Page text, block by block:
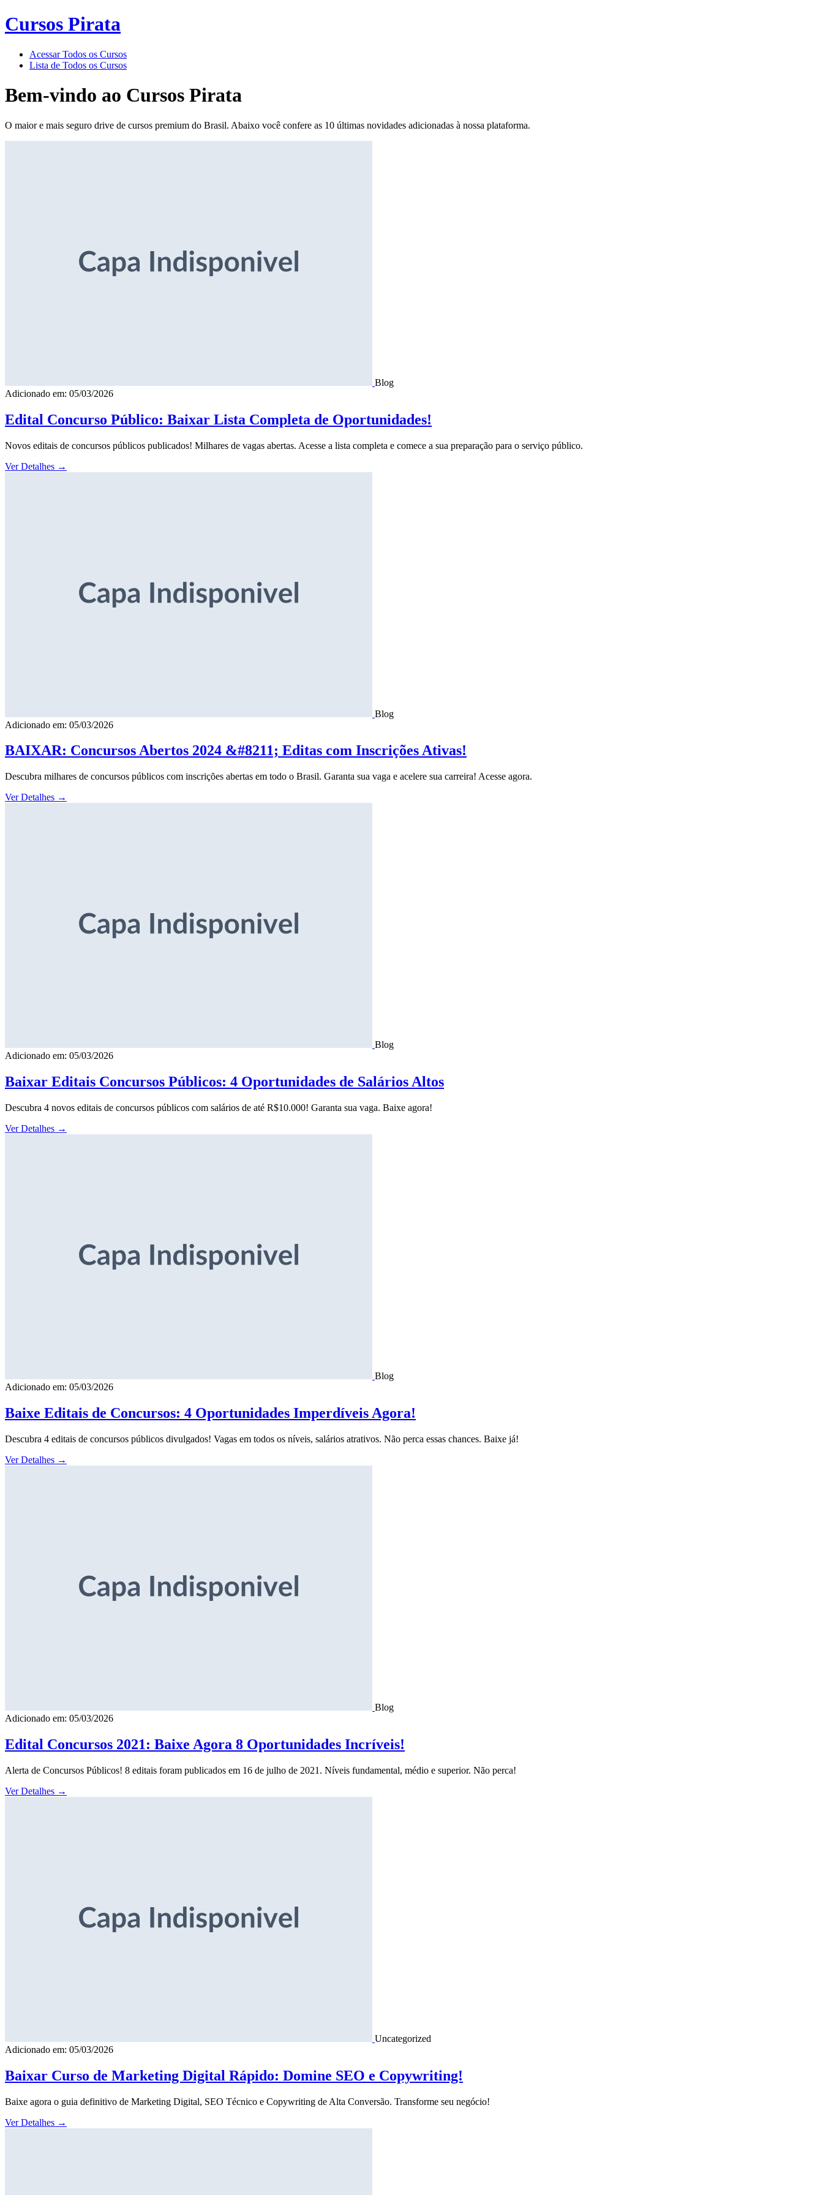
Cursos Pirata
Acessar Todos os Cursos
Lista de Todos os Cursos
Bem-vindo ao Cursos Pirata
O maior e mais seguro drive de cursos premium do Brasil. Abaixo você confere as 10 últimas novidades adicionadas à nossa plataforma.
Blog
Adicionado em: 05/03/2026
Edital Concurso Público: Baixar Lista Completa de Oportunidades!
Novos editais de concursos públicos publicados! Milhares de vagas abertas. Acesse a lista completa e comece a sua preparação para o serviço público.
Ver Detalhes →
Blog
Adicionado em: 05/03/2026
BAIXAR: Concursos Abertos 2024 &#8211; Editas com Inscrições Ativas!
Descubra milhares de concursos públicos com inscrições abertas em todo o Brasil. Garanta sua vaga e acelere sua carreira! Acesse agora.
Ver Detalhes →
Blog
Adicionado em: 05/03/2026
Baixar Editais Concursos Públicos: 4 Oportunidades de Salários Altos
Descubra 4 novos editais de concursos públicos com salários de até R$10.000! Garanta sua vaga. Baixe agora!
Ver Detalhes →
Blog
Adicionado em: 05/03/2026
Baixe Editais de Concursos: 4 Oportunidades Imperdíveis Agora!
Descubra 4 editais de concursos públicos divulgados! Vagas em todos os níveis, salários atrativos. Não perca essas chances. Baixe já!
Ver Detalhes →
Blog
Adicionado em: 05/03/2026
Edital Concursos 2021: Baixe Agora 8 Oportunidades Incríveis!
Alerta de Concursos Públicos! 8 editais foram publicados em 16 de julho de 2021. Níveis fundamental, médio e superior. Não perca!
Ver Detalhes →
Uncategorized
Adicionado em: 05/03/2026
Baixar Curso de Marketing Digital Rápido: Domine SEO e Copywriting!
Baixe agora o guia definitivo de Marketing Digital, SEO Técnico e Copywriting de Alta Conversão. Transforme seu negócio!
Ver Detalhes →